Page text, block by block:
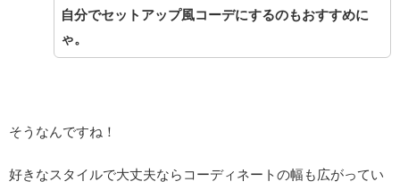
自分でセットアップ風コーデにするのもおすすめに
ゃ。
そうなんですね！
好きなスタイルで大丈夫ならコーディネートの幅も広がってい